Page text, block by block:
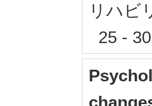
リハビ
25 -